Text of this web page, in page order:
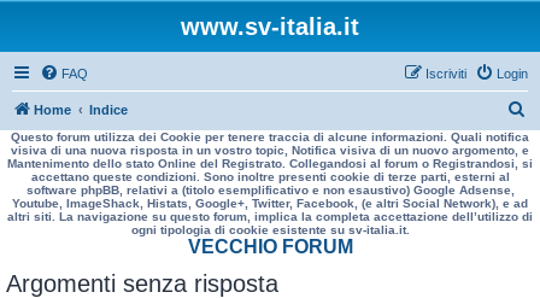
www.sv-italia.it
FAQ Login
Iscriviti
Home Indice
e
r
a
Questo forum utilizza dei Cookie per tenere traccia di alcune informazioni. Quali notifica
visiva di una nuova risposta in un vostro topic, Notifica visiva di un nuovo argomento, e
Mantenimento dello stato Online del Registrato. Collegandosi al forum o Registrandosi, si
accettano queste condizioni. Sono inoltre presenti cookie di terze parti, esterni al
software phpBB, relativi a (titolo esemplificativo e non esaustivo) Google Adsense,
Youtube, ImageShack, Histats, Google+, Twitter, Facebook, (e altri Social Network), e ad
altri siti. La navigazione su questo forum, implica la completa accettazione dell’utilizzo di
ogni tipologia di cookie esistente su sv-italia.it.
VECCHIO FORUM
Argomenti senza risposta